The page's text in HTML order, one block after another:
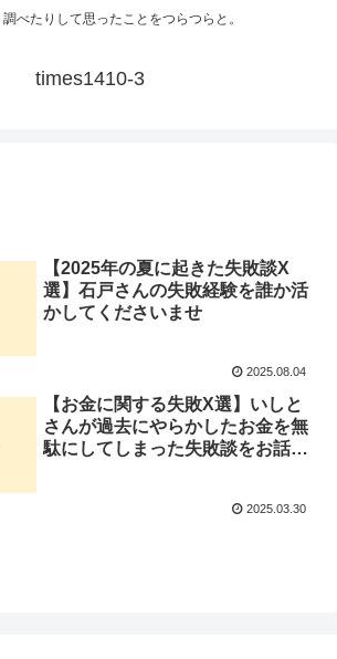
べたりして思ったことをつらつらと。
times1410-3
【2025年の夏に起きた失敗談X
選】石戸さんの失敗経験を誰か活
かしてくださいませ
2025.08.04
【お金に関する失敗X選】いしと
さんが過去にやらかしたお金を無
駄にしてしまった失敗談をお話す
2025.03.30